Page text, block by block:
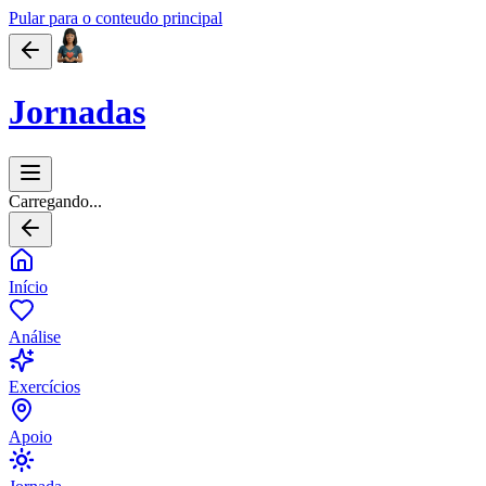
Pular para o conteudo principal
Jornadas
Carregando...
Início
Análise
Exercícios
Apoio